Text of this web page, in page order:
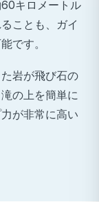
キロメートル
ことも、ガイ
です。
岩が飛び石の
の上を簡単に
が非常に高い